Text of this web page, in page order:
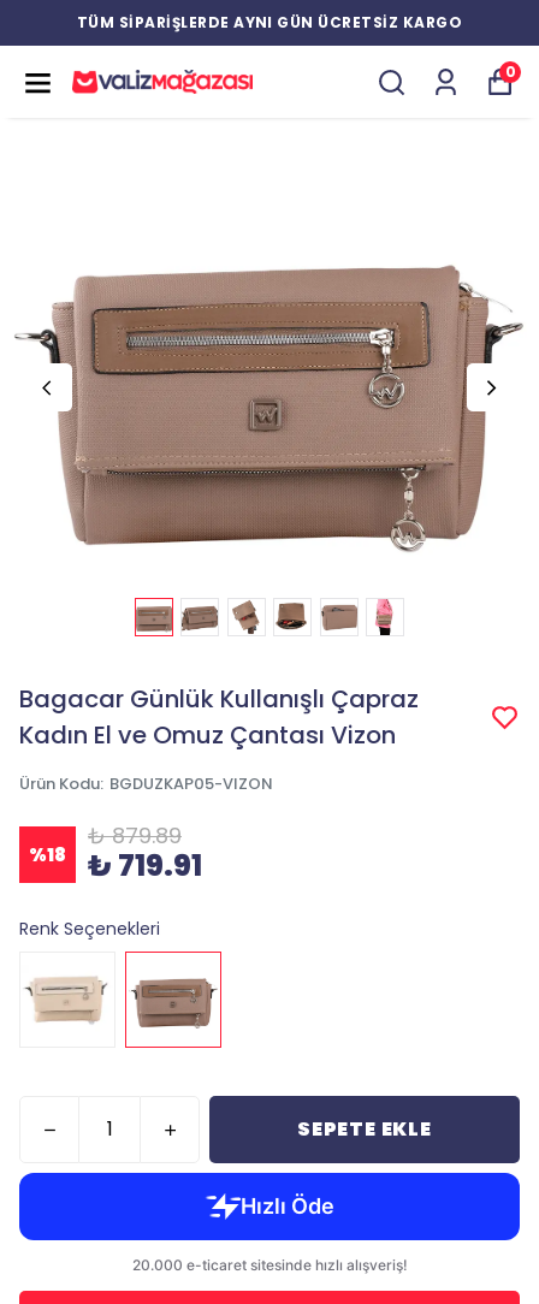
TÜM SİPARİŞLERDE AYNI GÜN ÜCRETSİZ KARGO
0
Bagacar Günlük Kullanışlı Çapraz
Kadın El ve Omuz Çantası Vizon
Ürün Kodu: BGDUZKAP05-VIZON
%18
₺ 879.89
₺ 719.91
Renk Seçenekleri
SEPETE EKLE